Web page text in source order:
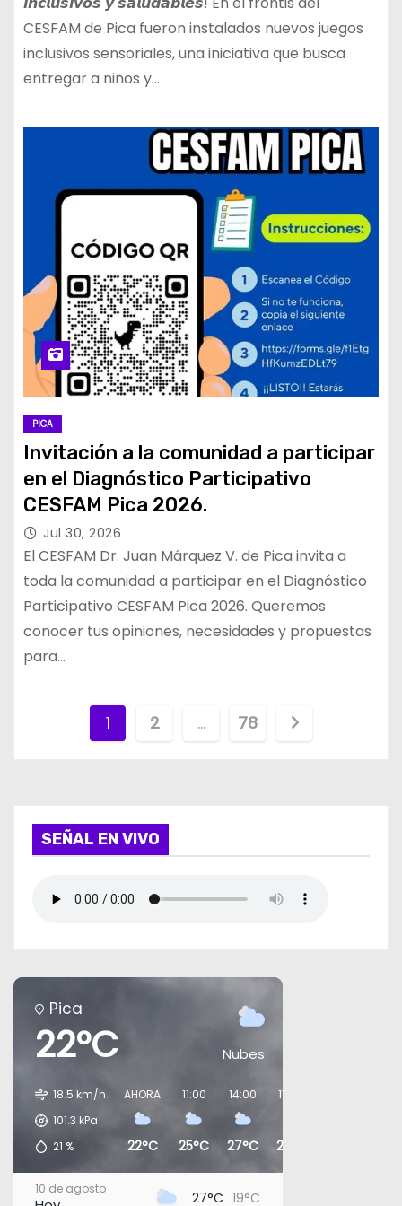
CESFAM de Pica fueron instalados nuevos juegos
inclusivos sensoriales, una iniciativa que busca
entregar a niños y…
PICA
Invitación a la comunidad a participar
en el Diagnóstico Participativo
CESFAM Pica 2026.
Jul 30, 2026
El CESFAM Dr. Juan Márquez V. de Pica invita a
toda la comunidad a participar en el Diagnóstico
Participativo CESFAM Pica 2026. Queremos
conocer tus opiniones, necesidades y propuestas
para…
i
a
i
ó
n
d
e
e
1 2 … 78
SEÑAL EN VIVO
Pica
22°C Nubes
18.5 km/h
101.3 kPa
21 %
AHORA
22°C
11:00
25°C
14:00
27°C
17:00
25°C
10 de agosto 27°C 19°C